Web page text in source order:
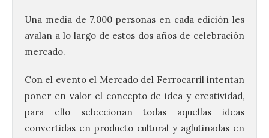
Una media de 7.000 personas en cada edición les
avalan a lo largo de estos dos años de celebración
mercado.
Con el evento el Mercado del Ferrocarril intentan
poner en valor el concepto de idea y creatividad,
para ello seleccionan todas aquellas ideas
convertidas en producto cultural y aglutinadas en